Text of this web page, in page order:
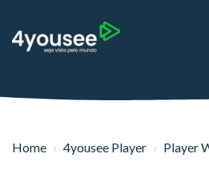
Home 4yousee Player Player